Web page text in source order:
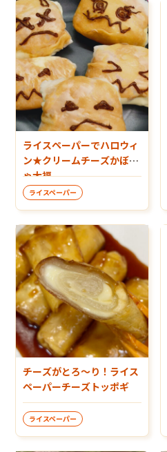
ライスペーパーでハロウィ
ン★クリームチーズかぼち
ゃ大福
ライスペーパー
チーズがとろ～り！ライス
ペーパーチーズトッポギ
ライスペーパー